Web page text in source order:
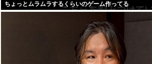
ちょっとムラムラするくらいのゲーム作ってる